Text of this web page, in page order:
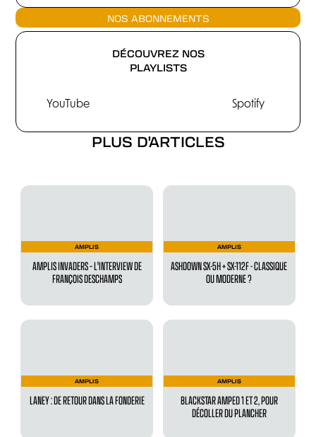
NOS ABONNEMENTS
DÉCOUVREZ NOS
PLAYLISTS
YouTube Spotify
PLUS D'ARTICLES
AMPLIS
AMPLIS INVADERS – L'INTERVIEW DE
FRANÇOIS DESCHAMPS
AMPLIS
ASHDOWN SX-5H + SX-112F - CLASSIQUE
OU MODERNE ?
AMPLIS
LANEY : DE RETOUR DANS LA FONDERIE
AMPLIS
BLACKSTAR AMPED 1 ET 2, POUR
DÉCOLLER DU PLANCHER